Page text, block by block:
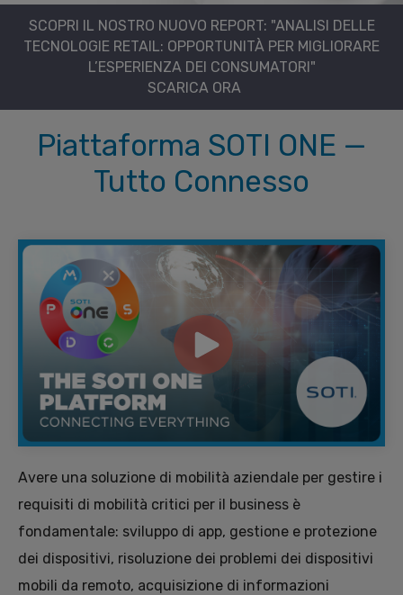
SCOPRI IL NOSTRO NUOVO REPORT: "ANALISI DELLE
TECNOLOGIE RETAIL: OPPORTUNITÀ PER MIGLIORARE
L’ESPERIENZA DEI CONSUMATORI"
SCARICA ORA
Piattaforma SOTI ONE —
Tutto Connesso
Avere una soluzione di mobilità aziendale per gestire i
requisiti di mobilità critici per il business è
fondamentale: sviluppo di app, gestione e protezione
dei dispositivi, risoluzione dei problemi dei dispositivi
mobili da remoto, acquisizione di informazioni